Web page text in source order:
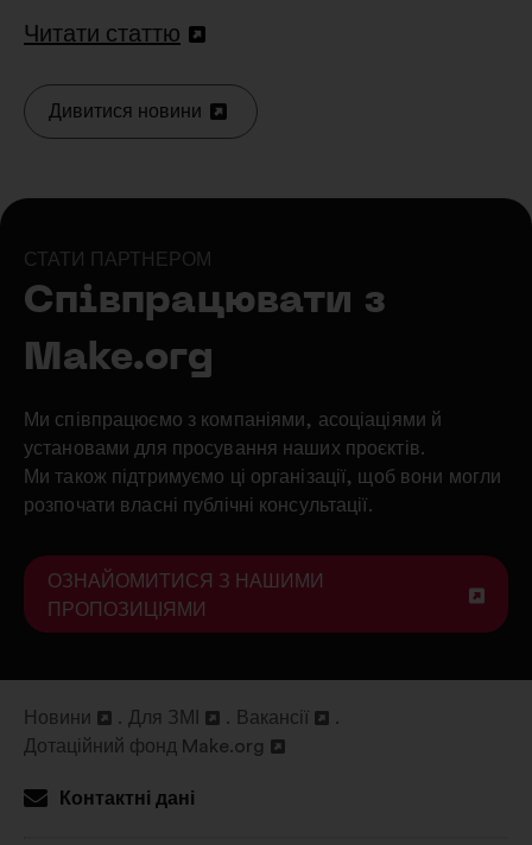
Читати статтю
Відкрити
новій
вкладці
Дивитися новини
Відкрити
СТАТИ ПАРТНЕРОМ
Співпрацювати з
Make.org
Ми співпрацюємо з компаніями, асоціаціями й
установами для просування наших проєктів.
Ми також підтримуємо ці організації, щоб вони могли
розпочати власні публічні консультації.
ОЗНАЙОМИТИСЯ З НАШИМИ
ПРОПОЗИЦІЯМИ
В
Новини
Відкрити
в
новій
Для ЗМІ
Відкрити
в
новій
Вакансії
Дотаційний фонд Make.org
Відкрити
в
Контактні дані